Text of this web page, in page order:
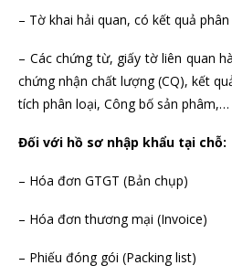
– Tờ khai hải quan, có kết quả
– Các chứng từ, giấy tờ liên quan
chứng nhận chất lượng (CQ), kết
tích phân loại, Công bố sản phâm,…
Đối với hồ sơ nhập khẩu tại chỗ:
– Hóa đơn GTGT (Bản chụp)
– Hóa đơn thương mại (Invoice)
– Phiếu đóng gói (Packing list)